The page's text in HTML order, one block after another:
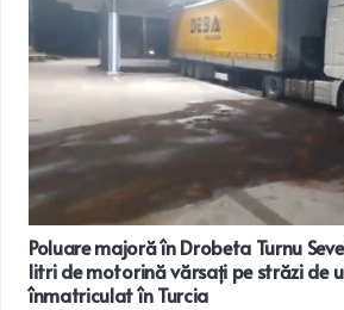
Poluare majoră în Drobeta Turnu
litri de motorină vărsați pe străzi de
înmatriculat în Turcia